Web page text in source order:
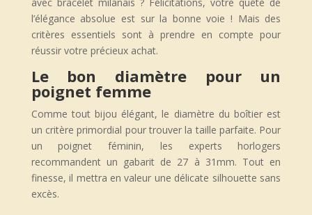
l’élégance absolue est sur la bonne voie ! Mais des
critères essentiels sont à prendre en compte pour
réussir votre précieux achat.
Le bon diamètre pour un
poignet femme
Comme tout bijou élégant, le diamètre du boîtier est
un critère primordial pour trouver la taille parfaite. Pour
un poignet féminin, les experts horlogers
recommandent un gabarit de 27 à 31mm. Tout en
finesse, il mettra en valeur une délicate silhouette sans
excès.